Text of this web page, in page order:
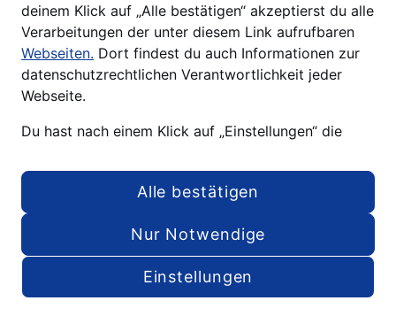
deinem Klick auf „Alle bestätigen“ akzeptierst du alle
Verarbeitungen der unter diesem Link aufrufbaren
Webseiten. Dort findest du auch Informationen zur
datenschutzrechtlichen Verantwortlichkeit jeder
Webseite.
Du hast nach einem Klick auf „Einstellungen“ die
Deine Auswahl kannst du nachträglich jederzeit über
den Link „Cookie-Einstellungen“ am Ende jeder Seite
widerrufen oder anpassen. Änderungen in den
Cookie-Einstellungen für unsere Webseiten und
Apps, die du in weiteren Tabs oder Fenstern deines
Browsers oder der App geöffnet hast, werden
wirksam, wenn die jeweilige Webseite, der Tab oder
Einstellungen
Nur Notwendige
Alle bestätigen